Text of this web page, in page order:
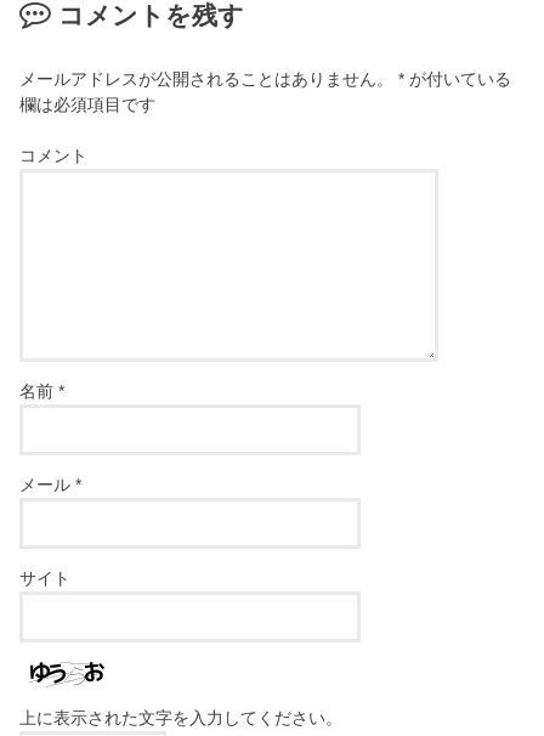
コメントを残す
メールアドレスが公開されることはありません。 * が付いている
欄は必須項目です
コメント
名前*
メール*
サイト
上に表示された文字を入力してください。